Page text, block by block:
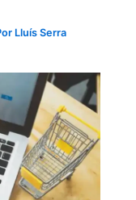
Lluís Serra